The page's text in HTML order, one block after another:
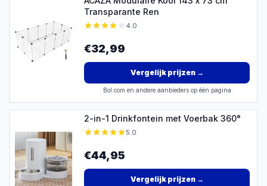
Transparante Ren
4.0
€32,99
Vergelijk prijzen→
Bol.com en andere aanbieders op één pagina
2-in-1 Drinkfontein met Voerbak 360°
5.0
€44,95
Vergelijk prijzen→